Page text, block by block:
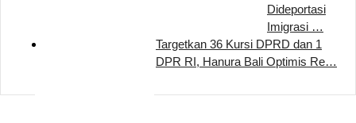
Dideportasi
Imigrasi …
Targetkan 36 Kursi DPRD dan 1
DPR RI, Hanura Bali Optimis Re…